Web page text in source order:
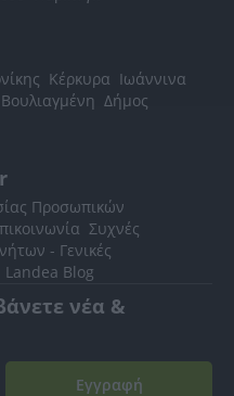
Κέρκυρα Ιωάννινα
Βουλιαγμένη Δήμος
Προσωπικών
Συχνές
- Γενικές
Landea Blog
νέα &
Εγγραφή